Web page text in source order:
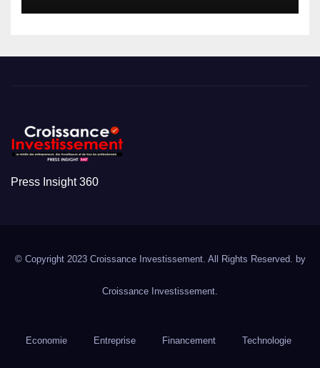
Press Insight 360
© Copyright 2023 Croissance Investissement. All Rights Reserved. by
Croissance Investissement.
Economie Entreprise Financement Technologie